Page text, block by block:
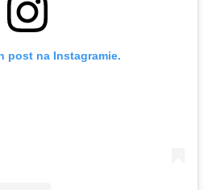
post na Instagramie.